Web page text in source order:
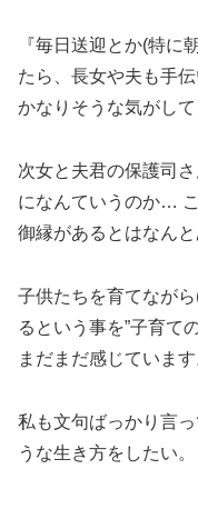
『毎日送迎とか(特
たら、長女や夫も手
かなりそうな気がし
次女と夫君の保護司
になんていうのか…
御縁があるとはなんと
子供たちを育てなが
るという事を”子育て
まだまだ感じています
私も文句ばっかり言
うな生き方をしたい。